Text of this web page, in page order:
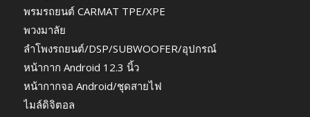
พรมรถยนต์ CARMAT TPE/XPE
พวงมาลัย
ลำโพงรถยนต์/DSP/SUBWOOFER/อุปกรณ์
หน้ากาก Android 12.3 นิ้ว
หน้ากากจอ Android/ชุดสายไฟ
ไมล์ดิจิตอล